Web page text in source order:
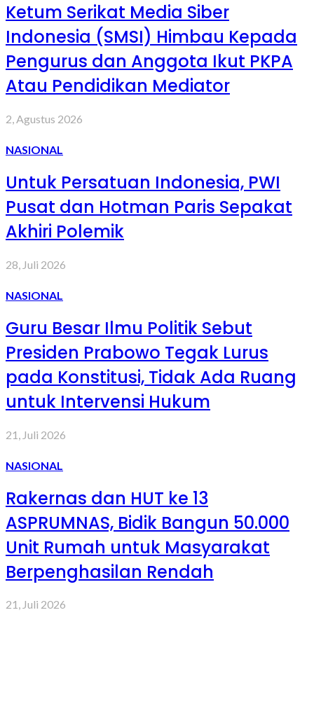
Ketum Serikat Media Siber
Indonesia (SMSI) Himbau Kepada
Pengurus dan Anggota Ikut PKPA
Atau Pendidikan Mediator
2, Agustus 2026
NASIONAL
Untuk Persatuan Indonesia, PWI
Pusat dan Hotman Paris Sepakat
Akhiri Polemik
28, Juli 2026
NASIONAL
Guru Besar Ilmu Politik Sebut
Presiden Prabowo Tegak Lurus
pada Konstitusi, Tidak Ada Ruang
untuk Intervensi Hukum
21, Juli 2026
NASIONAL
Rakernas dan HUT ke 13
ASPRUMNAS, Bidik Bangun 50.000
Unit Rumah untuk Masyarakat
Berpenghasilan Rendah
21, Juli 2026